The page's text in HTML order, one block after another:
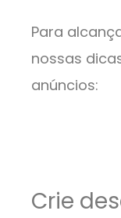
Para
nossas
anúncios:
Crie